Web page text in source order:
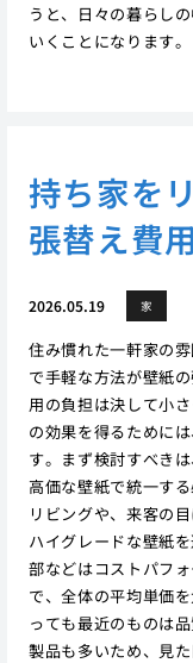
うと、日々の暮らし
いくことになります。
持ち家を
張替え費
2026.05.19 家
住み慣れた一軒家の
で手軽な方法が壁紙
用の負担は決して小
の効果を得るために
す。まず検討すべき
高価な壁紙で統一す
リビングや、来客の
ハイグレードな壁紙
部などはコストパフ
で、全体の平均単価
っても最近のものは
製品も多いため、見